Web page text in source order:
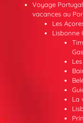
Voyage
vacances au
Les
Lisbonne
La